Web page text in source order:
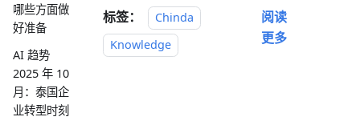
哪些方面做
好准备
AI 趋势
2025 年 10
月：泰国企
业转型时刻
标签：
Chinda
Knowledge
阅读
更多